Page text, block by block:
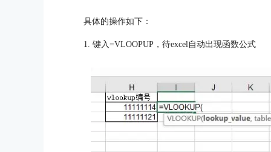
具体的操作如下：
1. 键入=VLOOPUP，待excel自动出现函数公式